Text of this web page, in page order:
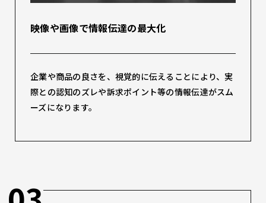
映像や画像で情報伝達の最大化
企業や商品の良さを、視覚的に伝えることにより、実
際との認知のズレや訴求ポイント等の情報伝達がスム
ーズになります。